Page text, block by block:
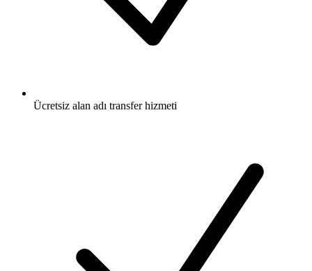
Ücretsiz alan adı transfer hizmeti